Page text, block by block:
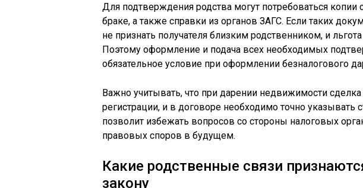
Для подтверждения родства могут потребоваться копии
браке, а также справки из органов ЗАГС. Если таких
не признать получателя близким родственником, и
Поэтому оформление и подача всех необходимых
обязательное условие при оформлении безналогового
Важно учитывать, что при дарении недвижимости
регистрации, и в договоре необходимо точно указывать
позволит избежать вопросов со стороны налоговых
правовых споров в будущем.
Какие родственные связи
закону